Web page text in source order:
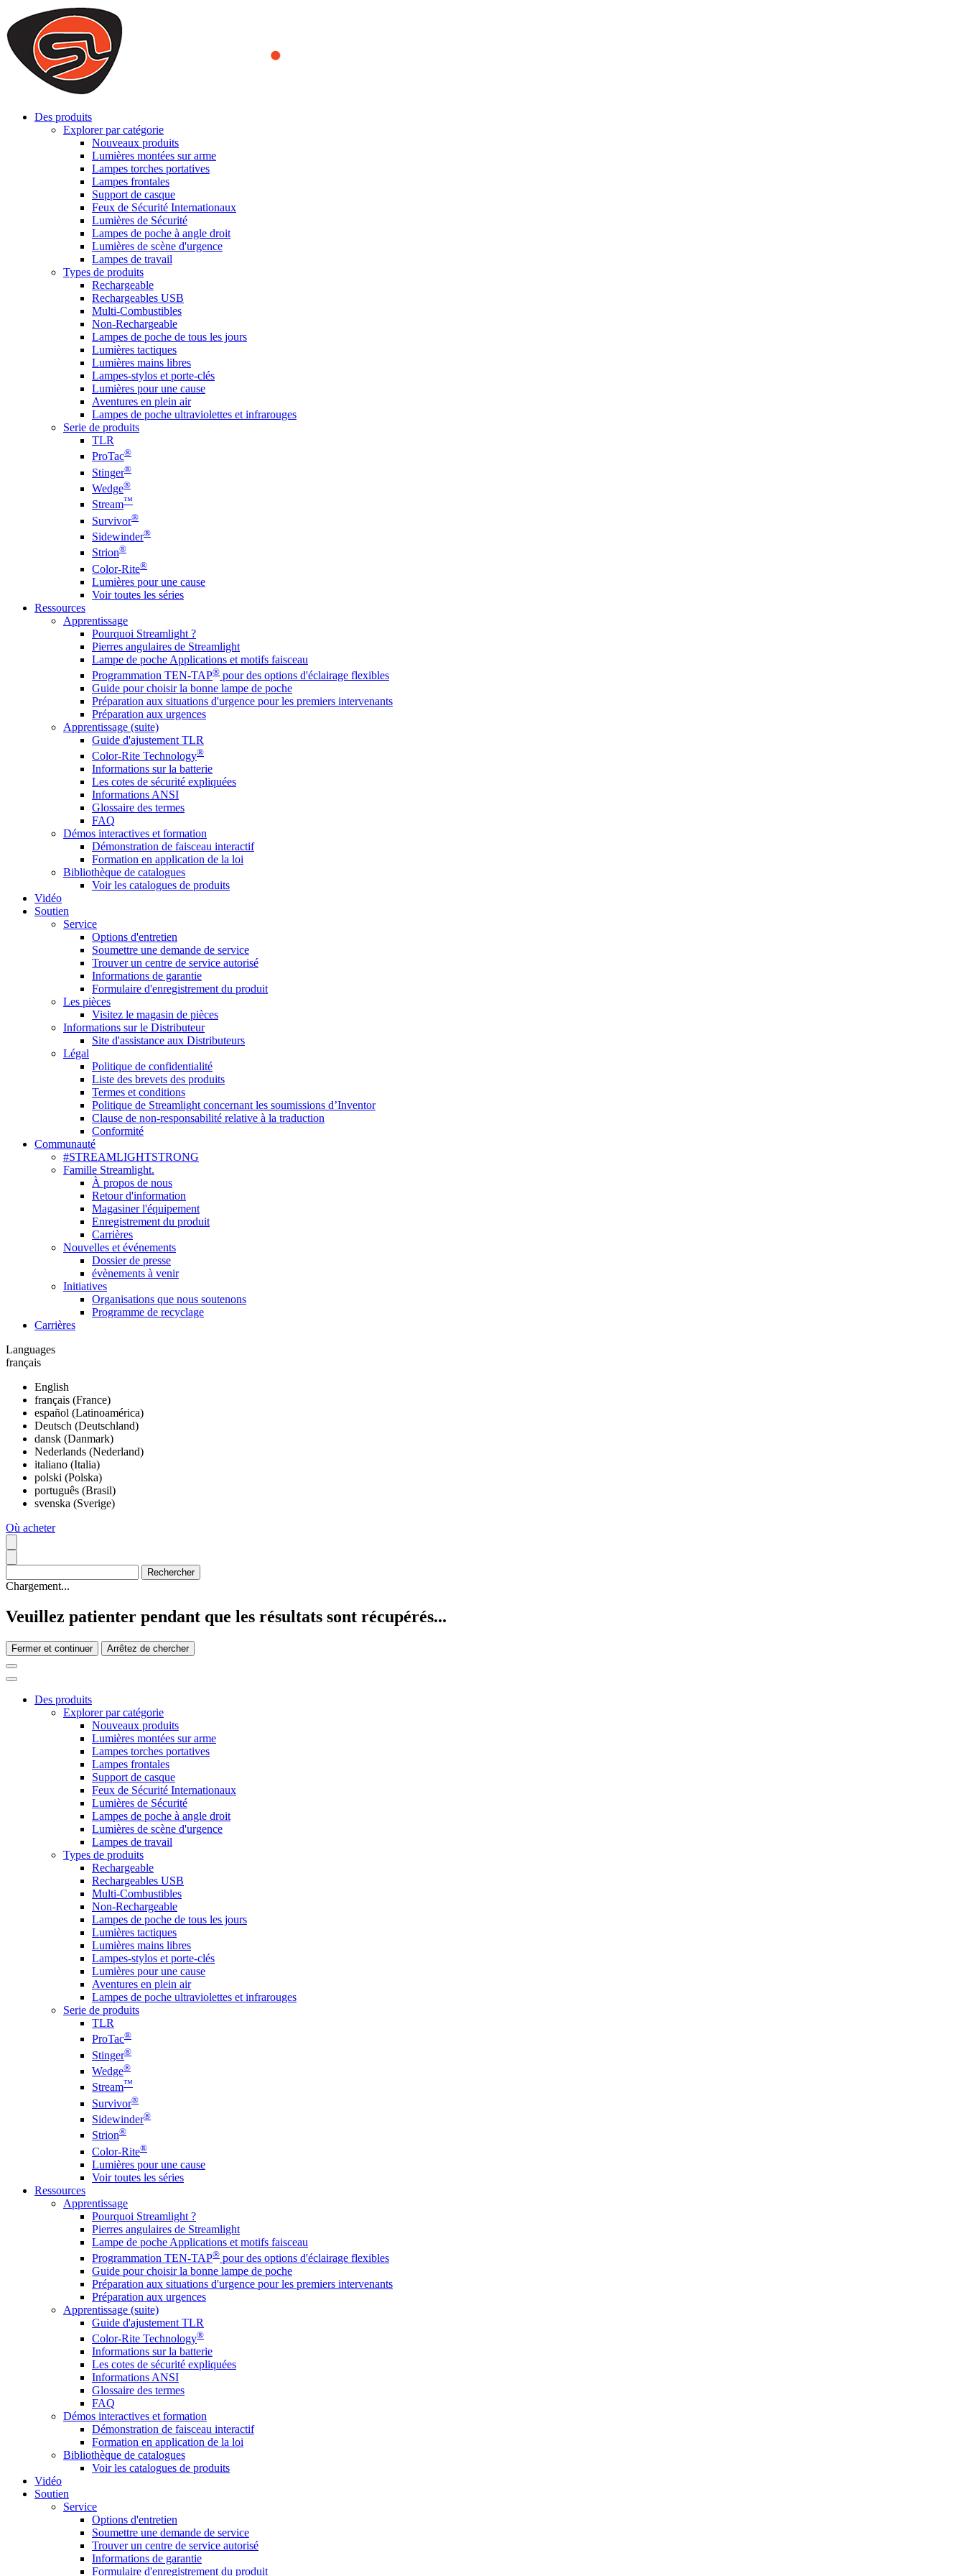
We use cookies to ensure that we provide you the best experience on our website. By continuing to browse this website, you accept that cookies are used to help us analyze how the website is used and to offer
you a better experience. To learn more or to find out how you can disable cookies, you can access our
ACCEPT AND CLOSE
Des produits
Explorer par catégorie
Nouveaux produits
Lumières montées sur arme
Lampes torches portatives
Lampes frontales
Support de casque
Feux de Sécurité Internationaux
Lumières de Sécurité
Lampes de poche à angle droit
Lumières de scène d'urgence
Lampes de travail
Types de produits
Rechargeable
Rechargeables USB
Multi-Combustibles
Non-Rechargeable
Lampes de poche de tous les jours
Lumières tactiques
Lumières mains libres
Lampes-stylos et porte-clés
Lumières pour une cause
Aventures en plein air
Lampes de poche ultraviolettes et infrarouges
Serie de produits
TLR
ProTac®
Stinger®
Wedge®
Stream™
Survivor®
Sidewinder®
Strion®
Color-Rite®
Lumières pour une cause
Voir toutes les séries
Ressources
Apprentissage
Pourquoi Streamlight ?
Pierres angulaires de Streamlight
Lampe de poche Applications et motifs faisceau
Programmation TEN-TAP® pour des options d'éclairage flexibles
Guide pour choisir la bonne lampe de poche
Préparation aux situations d'urgence pour les premiers intervenants
Préparation aux urgences
Apprentissage (suite)
Guide d'ajustement TLR
Color-Rite Technology®
Informations sur la batterie
Les cotes de sécurité expliquées
Informations ANSI
Glossaire des termes
FAQ
Démos interactives et formation
Démonstration de faisceau interactif
Formation en application de la loi
Bibliothèque de catalogues
Voir les catalogues de produits
Vidéo
Soutien
Service
Options d'entretien
Soumettre une demande de service
Trouver un centre de service autorisé
Informations de garantie
Formulaire d'enregistrement du produit
Les pièces
Visitez le magasin de pièces
Informations sur le Distributeur
Site d'assistance aux Distributeurs
Légal
Politique de confidentialité
Liste des brevets des produits
Termes et conditions
Politique de Streamlight concernant les soumissions d’Inventor
Clause de non-responsabilité relative à la traduction
Conformité
Communauté
#STREAMLIGHTSTRONG
Famille Streamlight.
À propos de nous
Retour d'information
Magasiner l'équipement
Enregistrement du produit
Carrières
Nouvelles et événements
Dossier de presse
évènements à venir
Initiatives
Organisations que nous soutenons
Programme de recyclage
Carrières
Languages
français
English
français (France)
español (Latinoamérica)
Deutsch (Deutschland)
dansk (Danmark)
Nederlands (Nederland)
italiano (Italia)
polski (Polska)
português (Brasil)
svenska (Sverige)
Où acheter
Chargement...
Veuillez patienter pendant que les résultats sont récupérés...
Fermer et continuer Arrêtez de chercher
Des produits
Explorer par catégorie
Nouveaux produits
Lumières montées sur arme
Lampes torches portatives
Lampes frontales
Support de casque
Feux de Sécurité Internationaux
Lumières de Sécurité
Lampes de poche à angle droit
Lumières de scène d'urgence
Lampes de travail
Types de produits
Rechargeable
Rechargeables USB
Multi-Combustibles
Non-Rechargeable
Lampes de poche de tous les jours
Lumières tactiques
Lumières mains libres
Lampes-stylos et porte-clés
Lumières pour une cause
Aventures en plein air
Lampes de poche ultraviolettes et infrarouges
Serie de produits
TLR
ProTac®
Stinger®
Wedge®
Stream™
Survivor®
Sidewinder®
Strion®
Color-Rite®
Lumières pour une cause
Voir toutes les séries
Ressources
Apprentissage
Pourquoi Streamlight ?
Pierres angulaires de Streamlight
Lampe de poche Applications et motifs faisceau
Programmation TEN-TAP® pour des options d'éclairage flexibles
Guide pour choisir la bonne lampe de poche
Préparation aux situations d'urgence pour les premiers intervenants
Préparation aux urgences
Apprentissage (suite)
Guide d'ajustement TLR
Color-Rite Technology®
Informations sur la batterie
Les cotes de sécurité expliquées
Informations ANSI
Glossaire des termes
FAQ
Démos interactives et formation
Démonstration de faisceau interactif
Formation en application de la loi
Bibliothèque de catalogues
Voir les catalogues de produits
Vidéo
Soutien
Service
Options d'entretien
Soumettre une demande de service
Trouver un centre de service autorisé
Informations de garantie
Formulaire d'enregistrement du produit